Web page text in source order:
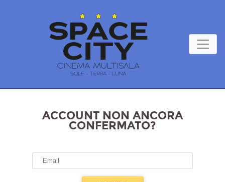
ACCOUNT NON ANCORA
CONFERMATO?